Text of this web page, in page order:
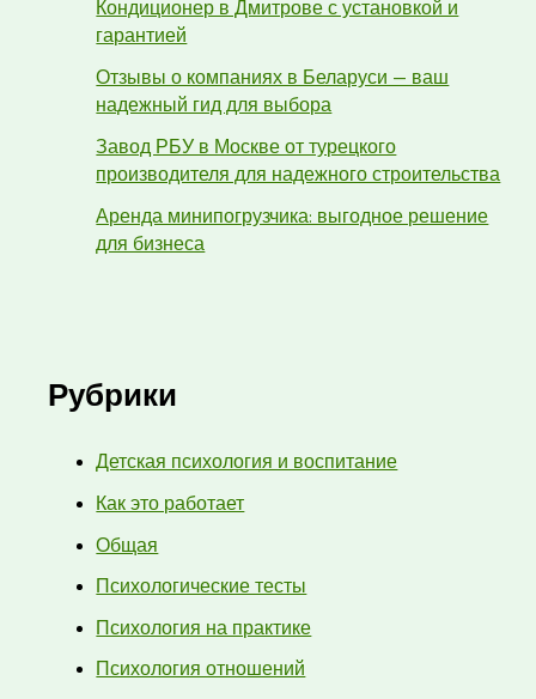
Кондиционер в Дмитрове с установкой и
гарантией
Отзывы о компаниях в Беларуси — ваш
надежный гид для выбора
Завод РБУ в Москве от турецкого
производителя для надежного строительства
Аренда минипогрузчика: выгодное решение
для бизнеса
Рубрики
Детская психология и воспитание
Как это работает
Общая
Психологические тесты
Психология на практике
Психология отношений